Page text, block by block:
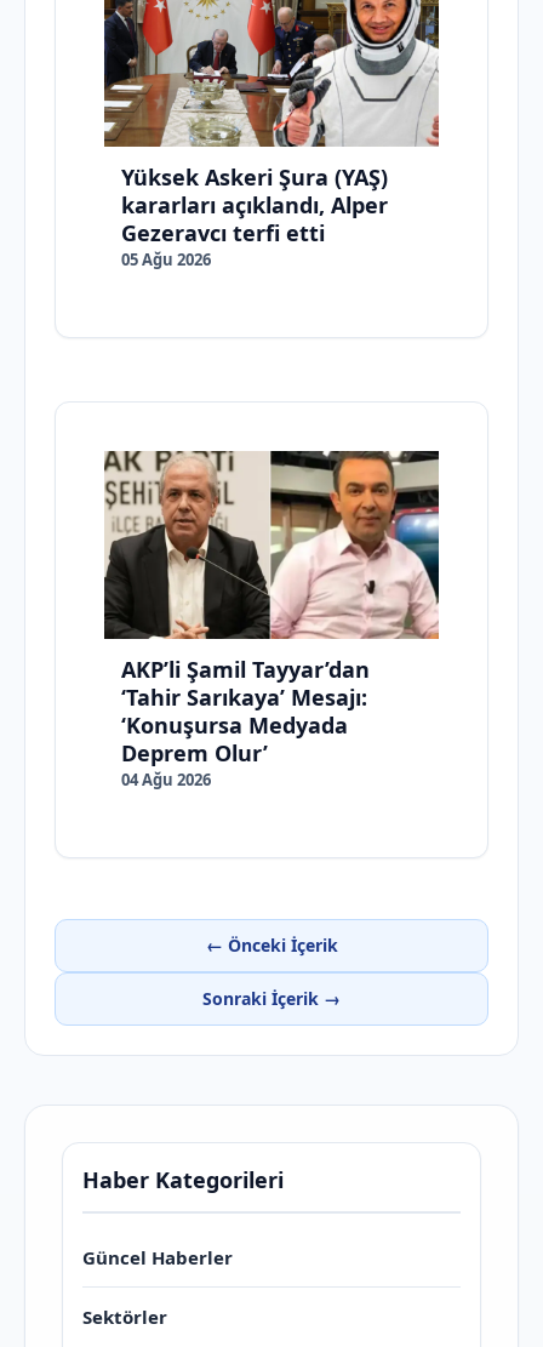
Yüksek Askeri Şura (YAŞ)
kararları açıklandı, Alper
Gezeravcı terfi etti
05 Ağu 2026
AKP’li Şamil Tayyar’dan
‘Tahir Sarıkaya’ Mesajı:
‘Konuşursa Medyada
Deprem Olur’
04 Ağu 2026
← Önceki İçerik
Sonraki İçerik →
Haber Kategorileri
Güncel Haberler
Sektörler